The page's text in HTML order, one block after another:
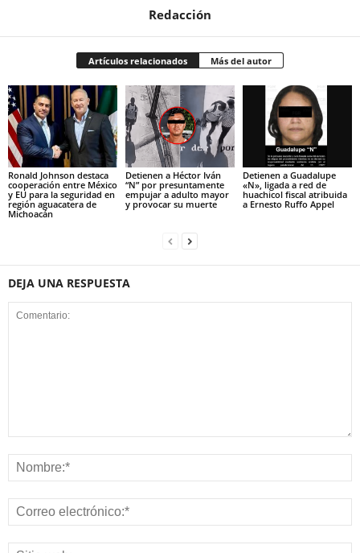
Redacción
Artículos relacionados Más del autor
Ronald Johnson destaca
cooperación entre México
y EU para la seguridad en
región aguacatera de
Michoacán
Detienen a Héctor Iván
“N” por presuntamente
empujar a adulto mayor
y provocar su muerte
Detienen a Guadalupe
«N», ligada a red de
huachicol fiscal atribuida
a Ernesto Ruffo Appel
DEJA UNA RESPUESTA